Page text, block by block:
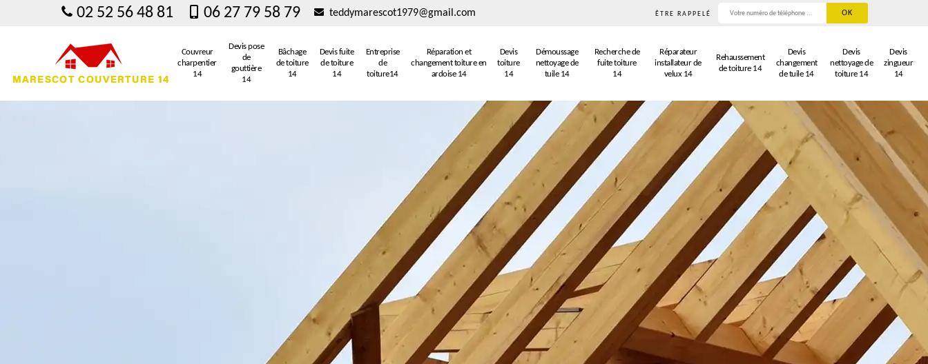
02 52 56 48 81 06 27 79 58 79 teddymarescot1979@gmail.com ÊTRE RAPPELÉ
Couvreur
charpentier
14
Devis pose
de
gouttière
14
Bâchage
de toiture
14
Devis fuite
de toiture
14
Entreprise
de
toiture14
Réparation et
changement toiture en
ardoise 14
Devis
toiture
14
Démoussage
nettoyage de
tuile 14
Recherche de
fuite toiture
14
Réparateur
installateur de
velux 14
Rehaussement
de toiture 14
Devis
changement
de tuile 14
Devis
nettoyage de
toiture 14
Devis
zingueur
14